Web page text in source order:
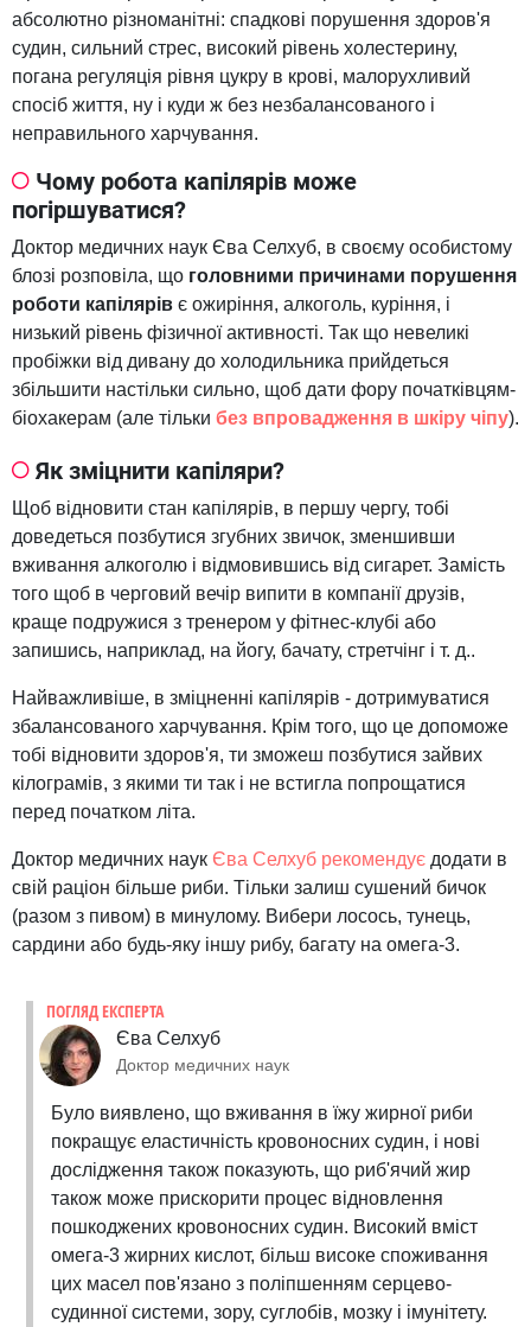
абсолютно різноманітні: спадкові порушення здоров'я
судин, сильний стрес, високий рівень холестерину,
погана регуляція рівня цукру в крові, малорухливий
спосіб життя, ну і куди ж без незбалансованого і
неправильного харчування.
Чому робота капілярів може
погіршуватися?
Доктор медичних наук Єва Селхуб, в своєму особистому
блозі розповіла, що головними причинами порушення
роботи капілярів є ожиріння, алкоголь, куріння, і
низький рівень фізичної активності. Так що невеликі
пробіжки від дивану до холодильника прийдеться
збільшити настільки сильно, щоб дати фору початківцям-
біохакерам (але тільки без впровадження в шкіру чіпу).
Як зміцнити капіляри?
Щоб відновити стан капілярів, в першу чергу, тобі
доведеться позбутися згубних звичок, зменшивши
вживання алкоголю і відмовившись від сигарет. Замість
того щоб в черговий вечір випити в компанії друзів,
краще подружися з тренером у фітнес-клубі або
запишись, наприклад, на йогу, бачату, стретчінг і т. д..
Найважливіше, в зміцненні капілярів - дотримуватися
збалансованого харчування. Крім того, що це допоможе
тобі відновити здоров'я, ти зможеш позбутися зайвих
кілограмів, з якими ти так і не встигла попрощатися
перед початком літа.
Доктор медичних наук Єва Селхуб рекомендує додати в
свій раціон більше риби. Тільки залиш сушений бичок
(разом з пивом) в минулому. Вибери лосось, тунець,
сардини або будь-яку іншу рибу, багату на омега-3.
Єва Селхуб
Доктор медичних наук
ПОГЛЯД ЕКСПЕРТА
Було виявлено, що вживання в їжу жирної риби
покращує еластичність кровоносних судин, і нові
дослідження також показують, що риб'ячий жир
також може прискорити процес відновлення
пошкоджених кровоносних судин. Високий вміст
омега-3 жирних кислот, більш високе споживання
цих масел пов'язано з поліпшенням серцево-
судинної системи, зору, суглобів, мозку і імунітету.